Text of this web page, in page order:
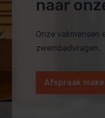
naar
Onze vakmensen
zwembadvragen.
Afspraak